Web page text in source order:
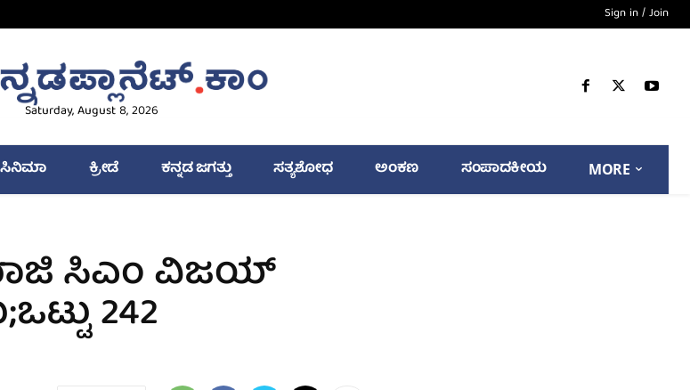
Sign in / Join
Saturday, August 8, 2026
ಸಿನಿಮಾ ಕ್ರೀಡೆ ಕನ್ನಡ ಜಗತ್ತು ಸತ್ಯಶೋಧ ಅಂಕಣ ಸಂಪಾದಕೀಯ MORE
ಸಿಎಂ ವಿಜಯ್‌
242